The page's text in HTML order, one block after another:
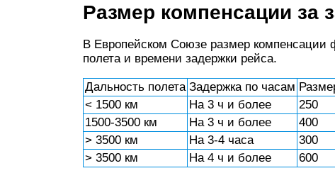
Размер компенсации за
В Европейском Союзе размер компенсации
полета и времени задержки рейса.
Дальность полета Задержка по часам
< 1500 км
На 3 ч и более
250
1500-3500 км
На 3 ч и более
400
> 3500 км
На 3-4 часа
300
> 3500 км
На 4 ч и более 600